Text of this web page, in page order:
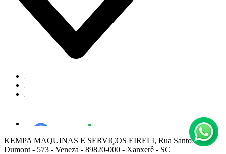
KEMPA MAQUINAS E SERVIÇOS EIRELI, Rua Santos
Dumont - 573 - Veneza - 89820-000 - Xanxerê - SC